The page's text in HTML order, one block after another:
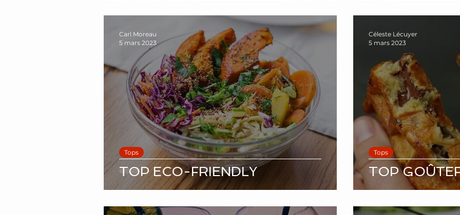
TOP ECO-FRIENDLY
Tops
Carl Moreau
5 mars 2023
TOP
Tops
Céleste Lécuyer
5 mars 2023